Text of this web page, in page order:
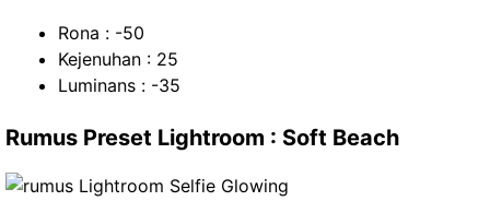
Rona : -50
Kejenuhan : 25
Luminans : -35
Rumus Preset Lightroom : Soft Beach